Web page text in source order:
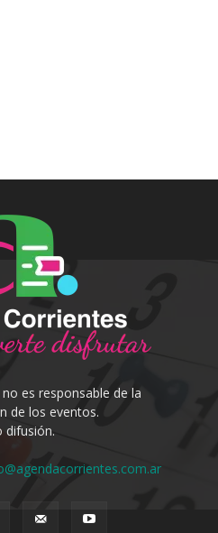
es responsable de la
de los eventos.
difusión.